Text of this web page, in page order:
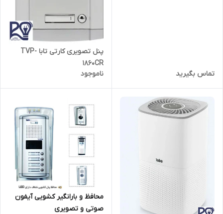
تماس بگیرید
پنل تصویری کارتی تابا TVP-
1860CR
ناموجود
محافظ و بارانگیر کشویی آیفون
صوتی و تصویری